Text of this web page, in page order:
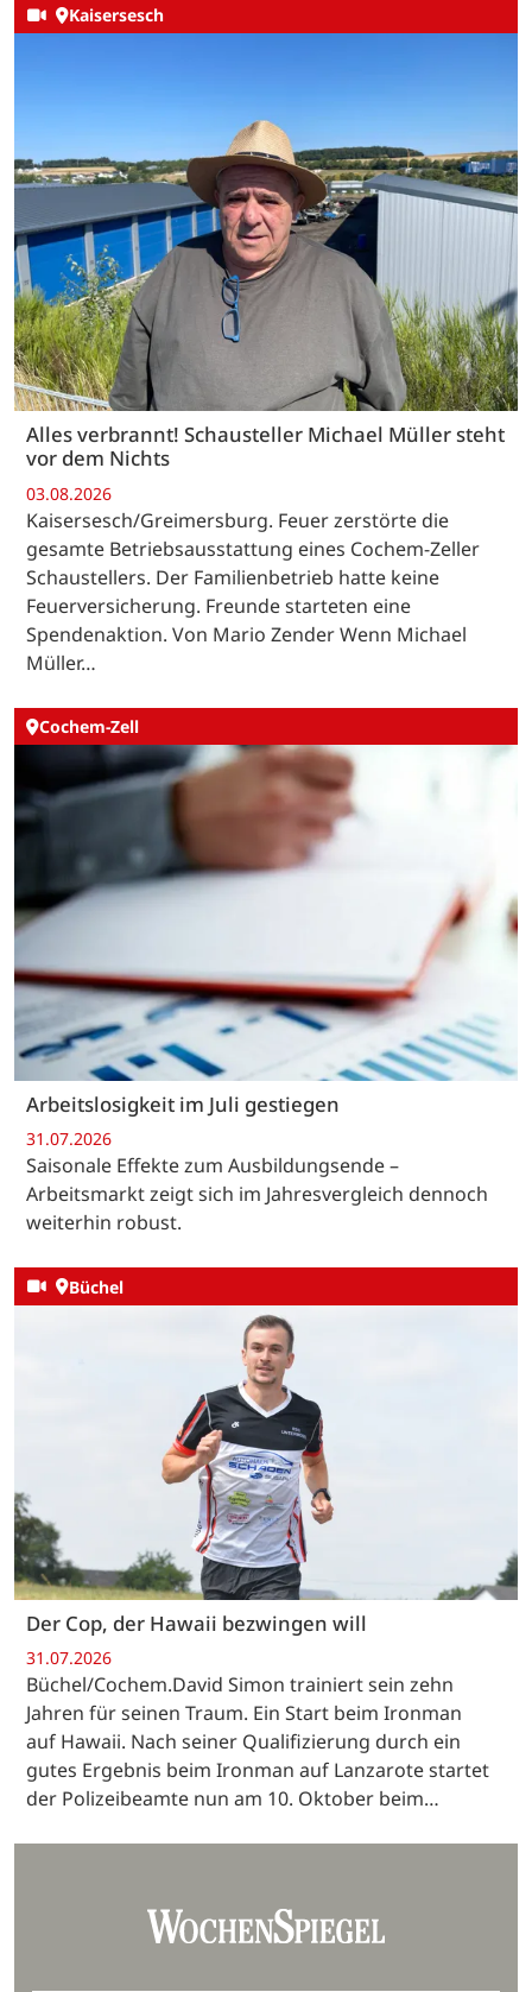
Kaisersesch
Alles verbrannt! Schausteller Michael Müller steht
vor dem Nichts
03.08.2026
Kaisersesch/Greimersburg. Feuer zerstörte die
gesamte Betriebsausstattung eines Cochem-Zeller
Schaustellers. Der Familienbetrieb hatte keine
Feuerversicherung. Freunde starteten eine
Spendenaktion. Von Mario Zender Wenn Michael
Müller…
Cochem-Zell
Arbeitslosigkeit im Juli gestiegen
31.07.2026
Saisonale Effekte zum Ausbildungsende –
Arbeitsmarkt zeigt sich im Jahresvergleich dennoch
weiterhin robust.
Büchel
Der Cop, der Hawaii bezwingen will
31.07.2026
Büchel/Cochem.David Simon trainiert sein zehn
Jahren für seinen Traum. Ein Start beim Ironman
auf Hawaii. Nach seiner Qualifizierung durch ein
gutes Ergebnis beim Ironman auf Lanzarote startet
der Polizeibeamte nun am 10. Oktober beim…